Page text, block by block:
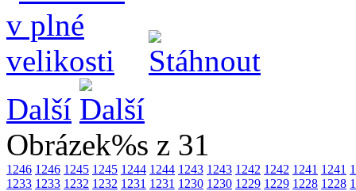
Další
Obrázek%s z 31
1246 1246 1245 1245 1244 1244 1243 1243 1242 1242 1241 1241
1233 1233 1232 1232 1231 1231 1230 1230 1229 1229 1228 1228